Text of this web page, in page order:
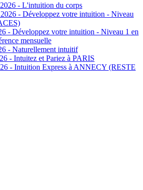
- L'intuition du corps
2026 - Développez votre intuition - Niveau
- Développez votre intuition - Niveau 1 en
mensuelle
- Naturellement intuitif
- Intuitez et Pariez à PARIS
- Intuition Express à ANNECY (RESTE